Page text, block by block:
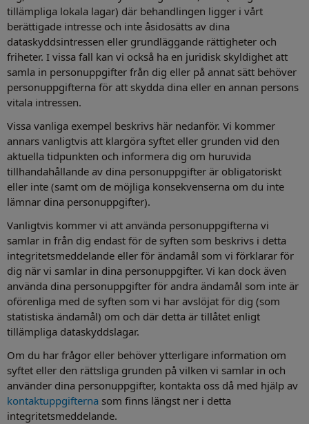
tillämpliga lokala lagar) där behandlingen ligger i vårt
berättigade intresse och inte åsidosätts av dina
dataskyddsintressen eller grundläggande rättigheter och
friheter. I vissa fall kan vi också ha en juridisk skyldighet att
samla in personuppgifter från dig eller på annat sätt behöver
personuppgifterna för att skydda dina eller en annan persons
vitala intressen.
Vissa vanliga exempel beskrivs här nedanför. Vi kommer
annars vanligtvis att klargöra syftet eller grunden vid den
aktuella tidpunkten och informera dig om huruvida
tillhandahållande av dina personuppgifter är obligatoriskt
eller inte (samt om de möjliga konsekvenserna om du inte
lämnar dina personuppgifter).
Vanligtvis kommer vi att använda personuppgifterna vi
samlar in från dig endast för de syften som beskrivs i detta
integritetsmeddelande eller för ändamål som vi förklarar för
dig när vi samlar in dina personuppgifter. Vi kan dock även
använda dina personuppgifter för andra ändamål som inte är
oförenliga med de syften som vi har avslöjat för dig (som
statistiska ändamål) om och där detta är tillåtet enligt
tillämpliga dataskyddslagar.
Om du har frågor eller behöver ytterligare information om
syftet eller den rättsliga grunden på vilken vi samlar in och
använder dina personuppgifter, kontakta oss då med hjälp av
kontaktuppgifterna som finns längst ner i detta
integritetsmeddelande.